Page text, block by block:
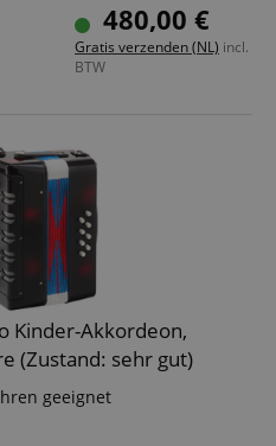
480,00 €
Gratis verzenden (NL) incl.
BTW
Kinder-Akkordeon,
(Zustand: sehr gut)
geeignet